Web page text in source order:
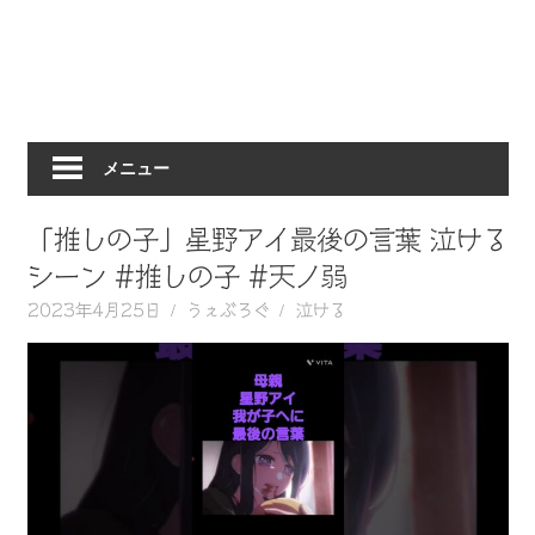
日
ご
紹
介
し
ま
す。
メニュー
「推しの子」星野アイ最後の言葉 泣ける
シーン #推しの子 #天ノ弱
2023年4月25日 うぇぶろぐ 泣ける